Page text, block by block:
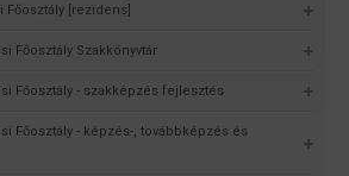
Főosztály [rezidens]
Főosztály Szakkönyvtár
Főosztály - szakképzés fejlesztés
Főosztály - képzés-, továbbképzés és